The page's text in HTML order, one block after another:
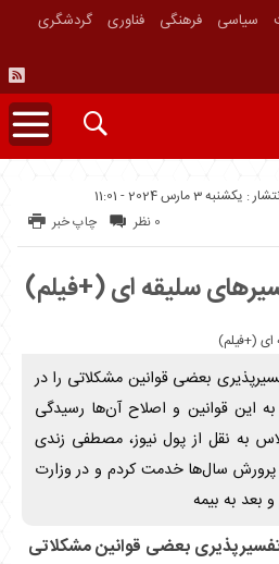
سیاسی فرهنگی فناوری
گردشگری
یکشنبه 3 مارس 2024 - 11:01
چاپ خبر 0 نظر
سلیقه ای (+فیلم)
بعضی قوانین مشکلاتی را در
به این قوانین و اصلاح آن‌ها رسیدگی
به نقل از پول نیوز، مصطفی زندی
پرورش سال‌ها خدمت کردم و در وزارت
بعد به بیمه
بعضی قوانین مشکلاتی